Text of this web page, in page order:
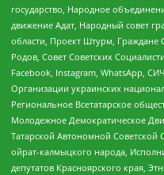
государство, Народное
движение Адат, Народный совет
области, Проект Штурм, Граждане
Родов, Совет Советских
Facebook, Instagram, WhatsApp,
Организации украинских
Региональное Всетатарское
Молодежное Демократическое
Татарской Автономной Советской
ойрат-калмыцкого народа,
депутатов Красноярского края,